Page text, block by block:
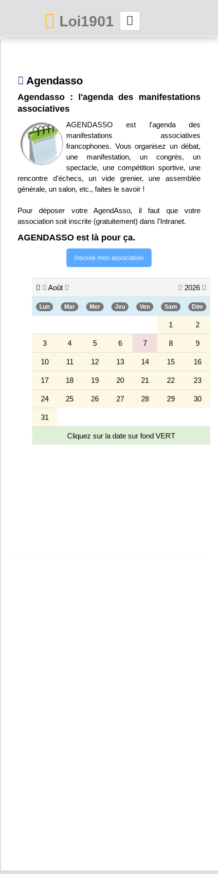
Loi1901
Abonnez-vous à LettrAsso
Menu général
ServiceAsso
Infos
Divers
Abo Lettrasso
Désabo Lettrasso
Nous contacter
Agendasso
Agendasso : l'agenda des manifestations
associatives
AGENDASSO est l'agenda des
manifestations associatives
francophones. Vous organisez un débat,
une manifestation, un congrès, un
spectacle, une compétition sportive, une
rencontre d'échecs, un vide grenier, une assemblée
générale, un salon, etc., faites le savoir !
Pour déposer votre AgendAsso, il faut que votre
association soit inscrite (gratuitement) dans l'Intranet.
AGENDASSO est là pour ça.
Inscrire mon association
Août 2026
Lun Mar Mer Jeu Ven Sam Dim
1 2
3 4 5 6 7 8 9
10 11 12 13 14 15 16
17 18 19 20 21 22 23
24 25 26 27 28 29 30
31
Cliquez sur la date sur fond VERT